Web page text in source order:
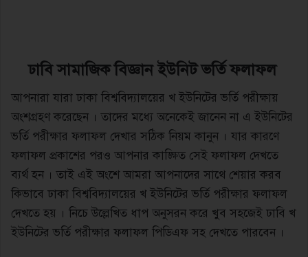
ঢাবিসামাজিক বিজ্ঞানইউনিটভর্তিফলাফল
আপনারা যারা ঢাকা বিশ্ববিদ্যালয়ের খ ইউনিটের ভর্তি পরীক্ষায়
অংশগ্রহণ করেছেন । তাদের মধ্যে অনেকেই জানেন না এ ইউনিটের
ভর্তি পরীক্ষার ফলাফল দেখার সঠিক নিয়ম কানুন । যার কারণে
ফলাফল প্রকাশের পরও আপনার কাঙ্ক্ষিত সেই ফলাফল দেখতে
ব্যর্থ হন । তাই এই অংশে আমরা আপনাদের সাথে শেয়ার করব
কিভাবে ঢাকা বিশ্ববিদ্যালয়ের খ ইউনিটের ভর্তি পরীক্ষার ফলাফল
দেখতে হয় । নিচে উল্লেখিত ধাপ অনুসরন করে খুব সহজেই ঢাবি খ
ইউনিটের ভর্তি পরীক্ষার ফলাফল পিডিএফ সহ দেখতে পারবেন ।